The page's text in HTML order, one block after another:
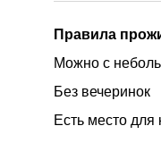
Правила
Можно с
Без вечеринок
Есть место для